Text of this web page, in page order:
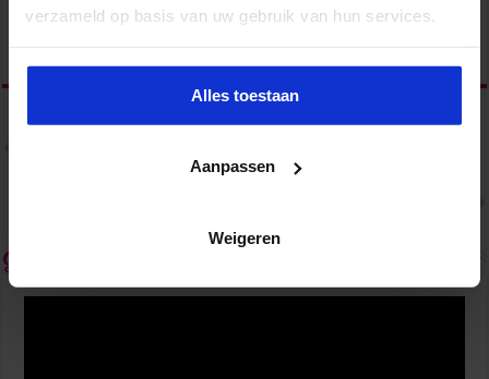
verzameld op basis van uw gebruik van hun services.
Alles toestaan
Aanpassen
Weigeren
Vorige
Een pleidooi voor de coachende
Gerelateerde Artikelen